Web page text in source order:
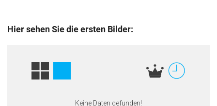
Hier sehen Sie die ersten Bilder: